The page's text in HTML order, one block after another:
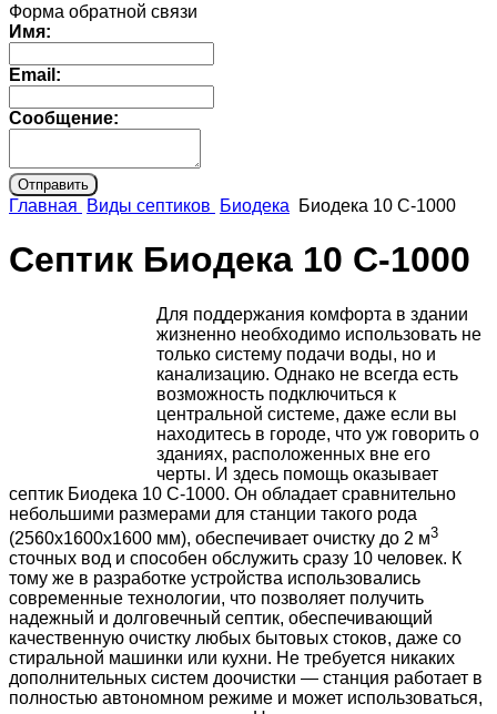
Форма обратной связи
Имя:
Email:
Сообщение:
Главная Виды септиков Биодека Биодека 10 C-1000
Септик Биодека 10 C-1000
Для поддержания комфорта в здании
жизненно необходимо использовать не
только систему подачи воды, но и
канализацию. Однако не всегда есть
возможность подключиться к
центральной системе, даже если вы
находитесь в городе, что уж говорить о
зданиях, расположенных вне его
черты. И здесь помощь оказывает
септик Биодека 10 C-1000. Он обладает сравнительно
небольшими размерами для станции такого рода
(2560х1600х1600 мм), обеспечивает очистку до 2 м3
сточных вод и способен обслужить сразу 10 человек. К
тому же в разработке устройства использовались
современные технологии, что позволяет получить
надежный и долговечный септик, обеспечивающий
качественную очистку любых бытовых стоков, даже со
стиральной машинки или кухни. Не требуется никаких
дополнительных систем доочистки — станция работает в
полностью автономном режиме и может использоваться,